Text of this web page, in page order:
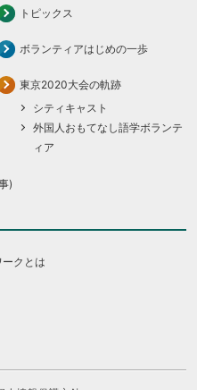
トピックス
ボランティアはじめの一歩
東京2020大会の軌跡
シティキャスト
外国人おもてなし語学ボランテ
ィア
)
クとは